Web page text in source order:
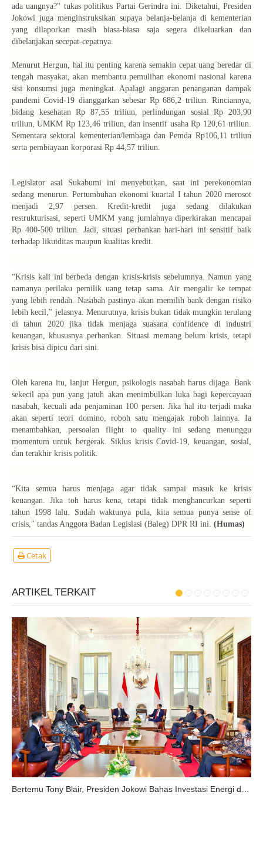
ada uangnya?" tukas politikus Partai Gerindra ini. Diketahui, Presiden
Jokowi juga menginstruksikan supaya belanja-belanja di kementerian
yang dilaporkan masih biasa-biasa saja segera dikeluarkan dan
dibelanjakan secepat-cepatnya.
Menurut Hergun, hal itu penting karena semakin cepat uang beredar di
tengah masyakat, akan membantu pemulihan ekonomi nasional karena
sisi konsumsi juga meningkat. Apalagi anggaran penanganan dampak
pandemi Covid-19 dianggarkan sebesar Rp 686,2 triliun. Rinciannya,
bidang kesehatan Rp 87,55 triliun, perlindungan sosial Rp 203,90
triliun, UMKM Rp 123,46 triliun, dan insentif usaha Rp 120,61 triliun.
Sementara sektoral kementerian/lembaga dan Pemda Rp106,11 triliun
serta pembiayaan korporasi Rp 44,57 triliun.
Legislator asal Sukabumi ini menyebutkan, saat ini perekonomian
sedang menurun. Pertumbuhan ekonomi kuartal I tahun 2020 merosot
menjadi 2,97 persen. Kredit-kredit juga sedang dilakukan
restrukturisasi, seperti UMKM yang jumlahnya diperkirakan mencapai
Rp 400-500 triliun. Jadi, situasi perbankan hari-hari ini sensitif baik
terhadap likuiditas maupun kualitas kredit.
“Krisis kali ini berbeda dengan krisis-krisis sebelumnya. Namun yang
namanya perilaku pemilik uang tetap sama. Air mengalir ke tempat
yang lebih rendah. Nasabah pastinya akan memilih bank dengan risiko
lebih kecil," jelasnya. Menurutnya, krisis bukan tidak mungkin terulang
di tahun 2020 jika tidak menjaga suasanaconfidence di industri
keuangan, khususnya perbankan. Situasi memang belum krisis, tetapi
krisis bisa dipicu dari sini.
Oleh karena itu, lanjut Hergun, psikologis nasabah harus dijaga. Bank
sekecil apa pun yang jatuh akan menimbulkan luka bagi kepercayaan
nasabah, kecuali ada penjaminan 100 persen. Jika hal itu terjadi maka
akan seperti teori domino, roboh satu mengajak roboh lainnya. Ia
menambahkan, persoalan flight to quality ini sedang menunggu
momentum untuk bergerak. Siklus krisis Covid-19, keuangan, sosial,
dan terakhir krisis politik.
“Kita semua harus menjaga agar tidak sampai masuk ke krisis
keuangan. Jika toh harus kena, tetapi tidak menghancurkan seperti
tahun 1998 lalu. Sudah waktunya pula, kita semua punya sense of
crisis," tandas Anggota Badan Legislasi (Baleg) DPR RI ini. (Humas)
Cetak
ARTIKEL TERKAIT